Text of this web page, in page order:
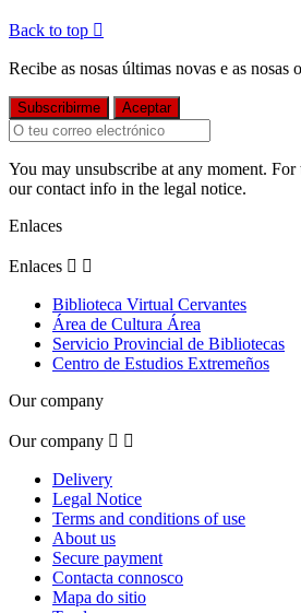
Back to top 
Recibe as nosas últimas novas e as nosas
You may unsubscribe at any moment. For
our contact info in the legal notice.
Enlaces
Enlaces  
Biblioteca Virtual Cervantes
Área de Cultura Área
Servicio Provincial de Bibliotecas
Centro de Estudios Extremeños
Our company
Our company  
Delivery
Legal Notice
Terms and conditions of use
About us
Secure payment
Contacta connosco
Mapa do sitio